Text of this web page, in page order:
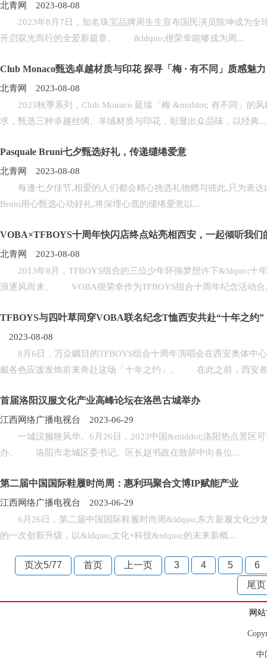
北青网 2023-08-08
2023年8月7日，知名珠宝品牌周生生宣布国民演员陈坤成为全
开启驭光而行的全爱新篇章。 &ldquo;很荣幸能够成为周...
Club Monaco甄选卓越材质与印花 探寻「梅 · 有不同」质感魅力
北青网 2023-08-08
2023秋季系列，Club Monaco 延续「梅 &middot; 有不同」的
求，甄选三种卓越丝绸、羊绒材质与印花，彰显出众品味，以经典...
Pasquale Bruni七夕甄选好礼，传递缱绻爱意
北青网 2023-08-08
每逢七夕佳节,相爱的人们都会精心挑选礼物赠与彼此,只为表达
Bruni用心甄选心动好礼,将深埋心底的缱绻爱意以...
VOBA×TFBOYS十周年快闪店终点站亮相西安，一起倾听我们
北青网 2023-08-08
2013年8月，TFBOYS组合的三位少年怀揣梦想许下&ldquo;十
浪逐风而来。 VOBA很荣幸作为TFBOYS组合十周年纪念活动合
TFBOYS与四叶草同穿VOBA联名纪念T恤西安共赴“十年之约”
2023-08-08
8月6日，万众瞩目的TFBOYS组合十周年演唱会在西安奥体中
戴各色应援发饰前来奔赴这场「十年之约」。 在此之前，西安
首届洛阳汉服文化产业高峰论坛在洛邑古城举办
江西网络广播电视台 2023-06-29
一城汉服映风华。6月26日，2023中国&middot;洛阳热点景区
办。 洛阳市老城区委书记、区长赵书政在致辞中向各位...
第二届中国国际鞋履时尚周：惠利玛聚合文博IP赋能产业
江西网络广播电视台 2023-06-29
6月26日，第二届中国国际鞋履时尚周&ldquo;东方新履文化沙
的一次创新升级，以&ldquo;文化+科技&rdquo;的未来新概...
页次5/77 首页 上一页 3 4 5
6
尾页
网
中